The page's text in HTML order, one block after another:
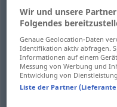
captivate bestricken
charm bestricken
bewitch bestricken
Wir und unsere
Folgendes
Genaue Geolocation-Daten
Identifikation aktiv abfragen.
Informationen auf einem
Messung von Werbung und
Entwicklung von
Liste der Partner